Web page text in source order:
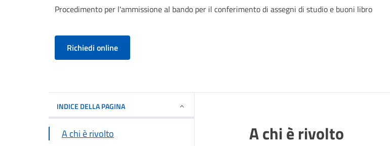
Procedimento per l'ammissione al bando per il conferimento di assegni di studio e buoni libro
Richiedi online
INDICE DELLA PAGINA
A chi è rivolto
A chi è rivolto